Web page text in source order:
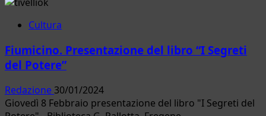
Civitavecchia.
Stendhal:
il
Imun,
un’esperienza
Cultura
Fiumicino. Presentazione del libro “I Segreti
del Potere”
Redazione 30/01/2024
Giovedì 8 Febbraio presentazione del libro "I Segreti del